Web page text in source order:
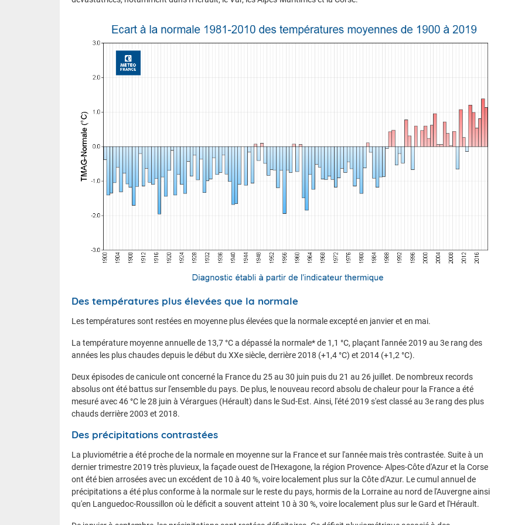
Des températures plus élevées que la normale
Les températures sont restées en moyenne plus élevées que la normale excepté en janvier et en mai.
La température moyenne annuelle de 13,7 °C a dépassé la normale* de 1,1 °C, plaçant l'année 2019 au 3e rang des
années les plus chaudes depuis le début du XXe siècle, derrière 2018 (+1,4 °C) et 2014 (+1,2 °C).
Deux épisodes de canicule ont concerné la France du 25 au 30 juin puis du 21 au 26 juillet. De nombreux records
absolus ont été battus sur l'ensemble du pays. De plus, le nouveau record absolu de chaleur pour la France a été
mesuré avec 46 °C le 28 juin à Vérargues (Hérault) dans le Sud-Est. Ainsi, l'été 2019 s'est classé au 3e rang des plus
chauds derrière 2003 et 2018.
Des précipitations contrastées
La pluviométrie a été proche de la normale en moyenne sur la France et sur l'année mais très contrastée. Suite à un
dernier trimestre 2019 très pluvieux, la façade ouest de l'Hexagone, la région Provence- Alpes-Côte d'Azur et la Corse
ont été bien arrosées avec un excédent de 10 à 40 %, voire localement plus sur la Côte d'Azur. Le cumul annuel de
précipitations a été plus conforme à la normale sur le reste du pays, hormis de la Lorraine au nord de l'Auvergne ainsi
qu'en Languedoc-Roussillon où le déficit a souvent atteint 10 à 30 %, voire localement plus sur le Gard et l'Hérault.